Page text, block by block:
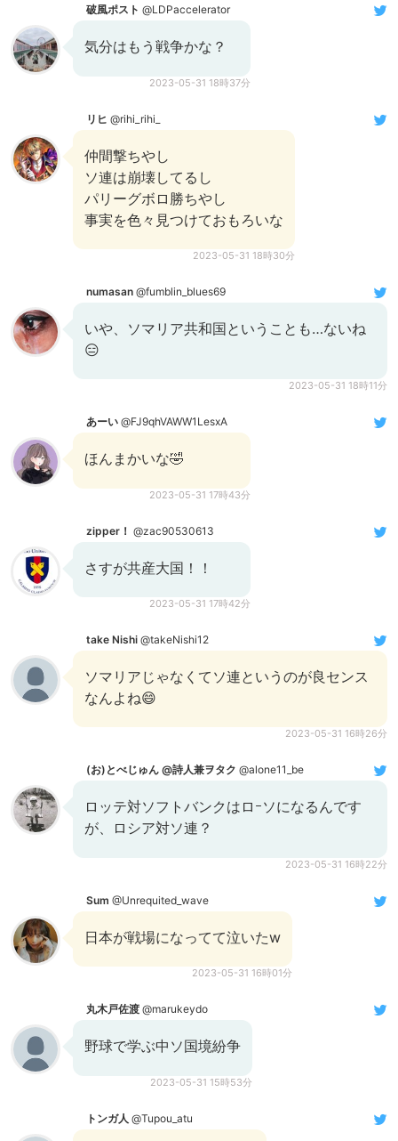
破風ポスト @LDPaccelerator
気分はもう戦争かな？
2023-05-31 18時37分
リヒ @rihi_rihi_
仲間撃ちやし
ソ連は崩壊してるし
パリーグボロ勝ちやし
事実を色々見つけておもろいな
2023-05-31 18時30分
numasan @fumblin_blues69
いや、ソマリア共和国ということも…ないね
😑
2023-05-31 18時11分
あーい @FJ9qhVAWW1LesxA
ほんまかいな🤣
2023-05-31 17時43分
zipper！ @zac90530613
さすが共産大国！！
2023-05-31 17時42分
take Nishi @takeNishi12
ソマリアじゃなくてソ連というのが良センス
なんよね😄
2023-05-31 16時26分
(お)とべじゅん @詩人兼ヲタク @alone11_be
ロッテ対ソフトバンクはロｰソになるんです
が、ロシア対ソ連？
2023-05-31 16時22分
Sum @Unrequited_wave
日本が戦場になってて泣いたw
2023-05-31 16時01分
丸木戸佐渡 @marukeydo
野球で学ぶ中ソ国境紛争
2023-05-31 15時53分
トンガ人 @Tupou_atu